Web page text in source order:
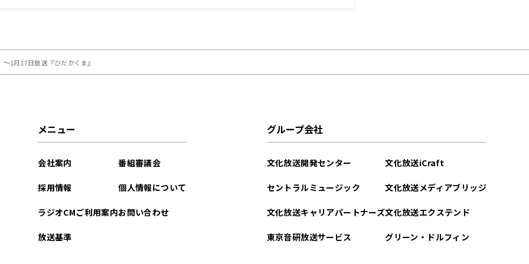
1月17日放送『ひだかくま』
メニュー
会社案内
採用情報
ラジオCMご利用案内
放送基準
番組審議会
個人情報について
お問い合わせ
グループ会社
文化放送開発センター
セントラルミュージック
文化放送キャリアパートナーズ
東京音研放送サービス
文化放送iCraft
文化放送メディアブリッジ
文化放送エクステンド
グリーン・ドルフィン